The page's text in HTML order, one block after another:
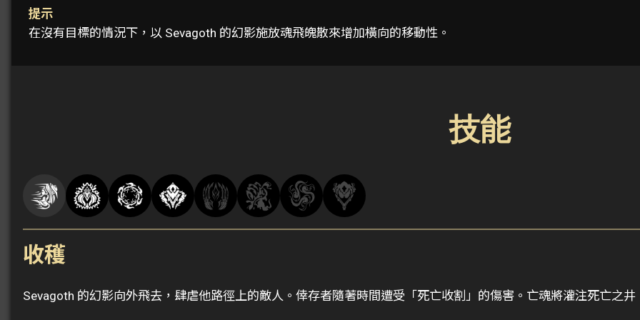
提示
在沒有目標的情況下，以 Sevagoth 的幻影施放魂飛魄散來增加橫向的移動性。
技能
收穫
Sevagoth 的幻影向外飛去，肆虐他路徑上的敵人。倖存者隨著時間遭受「死亡收割」的傷害。亡魂將灌注死亡之井